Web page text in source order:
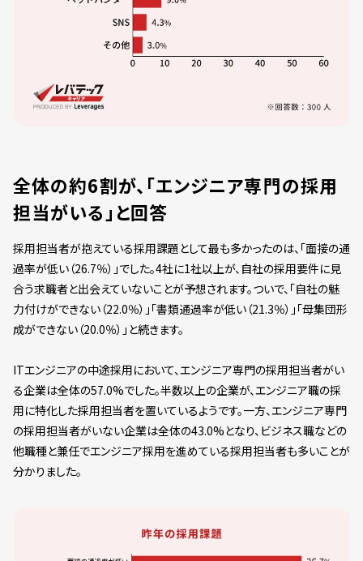
全体の約6割が、「エンジニア専門の採用
担当がいる」と回答
採用担当者が抱えている採用課題として最も多かったのは、「面接の通
過率が低い（26.7％）」でした。4社に1社以上が、自社の採用要件に見
合う求職者と出会えていないことが予想されます。ついで、「自社の魅
力付けができない（22.0％）」「書類通過率が低い（21.3％）」「母集団形
成ができない（20.0％）」と続きます。
ITエンジニアの中途採用において、エンジニア専門の採用担当者がい
る企業は全体の57.0%でした。半数以上の企業が、エンジニア職の採
用に特化した採用担当者を置いているようです。一方、エンジニア専門
の採用担当者がいない企業は全体の43.0%となり、ビジネス職などの
他職種と兼任でエンジニア採用を進めている採用担当者も多いことが
分かりました。